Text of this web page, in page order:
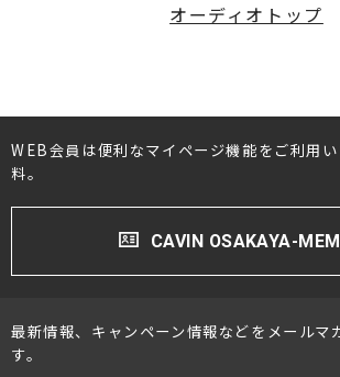
オーディオトップ
WEB会員は便利なマイページ機能をご利用
料。
CAVIN OSAKAYA-
最新情報、キャンペーン情報などをメールマ
す。